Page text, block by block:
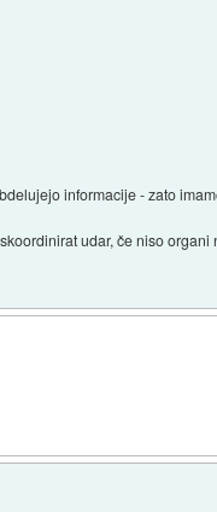
informacije - zato
udar, če niso organi